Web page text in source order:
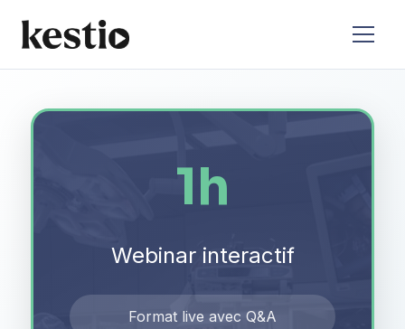
1h
Webinar interactif
Format live avec Q&A